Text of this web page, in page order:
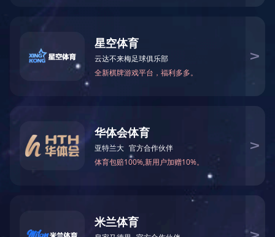
LORA烟雾报警器超远距离传输防火灾CCCF消防认证烟雾探测器 LORA老人小孩一键紧急呼叫报警器按钮
销售热线：186 8875 7638 熊总监
公司邮箱：info@yl007.com
公司地址：深圳市宝安区石岩街道建兴路海谷科技大厦T4栋7楼
Copyright© 1998-2025 华体会·官方版网站登录入口-华体会（中国）